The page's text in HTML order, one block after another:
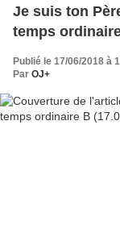
Je suis ton
temps
Publié le 17/06/2018 à
Par OJ+